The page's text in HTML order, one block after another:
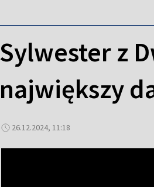
Sylwester z
największy
26.12.2024, 11:18